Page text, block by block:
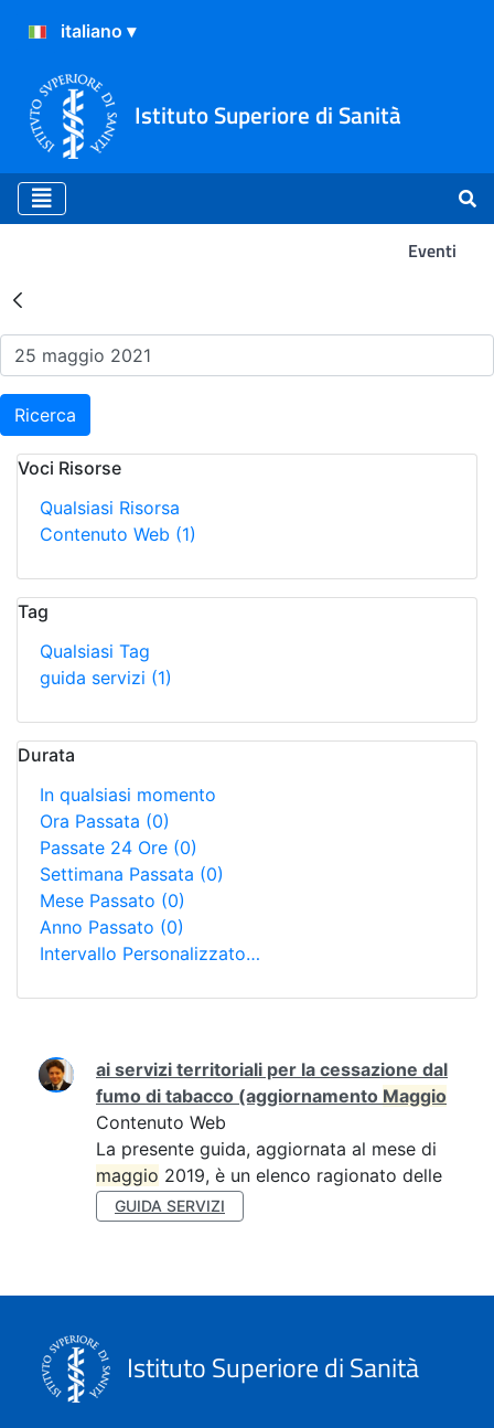
Istituto Superiore di Sanità
Eventi
Risultati della Ricerca -
Ricerca
Voci Risorse
Qualsiasi Risorsa
Contenuto Web (1)
Tag
Qualsiasi Tag
guida servizi (1)
Durata
In qualsiasi momento
Ora Passata (0)
Passate 24 Ore (0)
Settimana Passata (0)
Mese Passato (0)
Anno Passato (0)
Intervallo Personalizzato…
Ricerca
ai servizi territoriali per la cessazione dal
fumo di tabacco (aggiornamento Maggio
Contenuto Web
La presente guida, aggiornata al mese di
maggio 2019, è un elenco ragionato delle
GUIDA SERVIZI
Istituto Superiore di Sanità